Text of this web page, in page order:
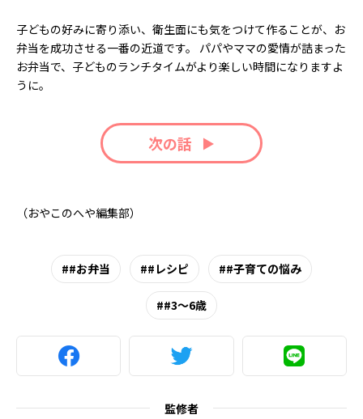
子どもの好みに寄り添い、衛生面にも気をつけて作ることが、お
弁当を成功させる一番の近道です。 パパやママの愛情が詰まった
お弁当で、子どものランチタイムがより楽しい時間になりますよ
うに。
次の話
（おやこのへや編集部）
#お弁当 #レシピ #子育ての悩み
#3～6歳
監修者